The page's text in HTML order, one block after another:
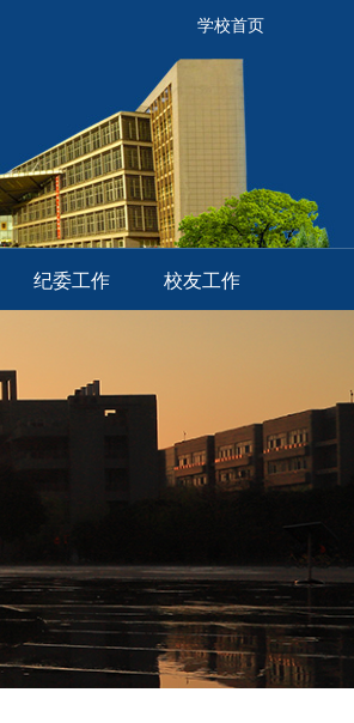
学校首页
纪委工作 校友工作